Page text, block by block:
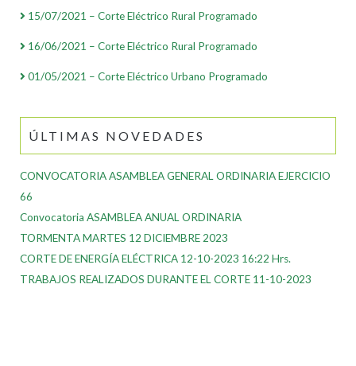
15/07/2021 – Corte Eléctrico Rural Programado
16/06/2021 – Corte Eléctrico Rural Programado
01/05/2021 – Corte Eléctrico Urbano Programado
ÚLTIMAS NOVEDADES
CONVOCATORIA ASAMBLEA GENERAL ORDINARIA EJERCICIO
66
Convocatoria ASAMBLEA ANUAL ORDINARIA
TORMENTA MARTES 12 DICIEMBRE 2023
CORTE DE ENERGÍA ELÉCTRICA 12-10-2023 16:22 Hrs.
TRABAJOS REALIZADOS DURANTE EL CORTE 11-10-2023